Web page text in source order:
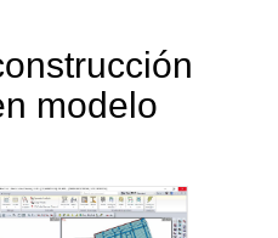
modelo